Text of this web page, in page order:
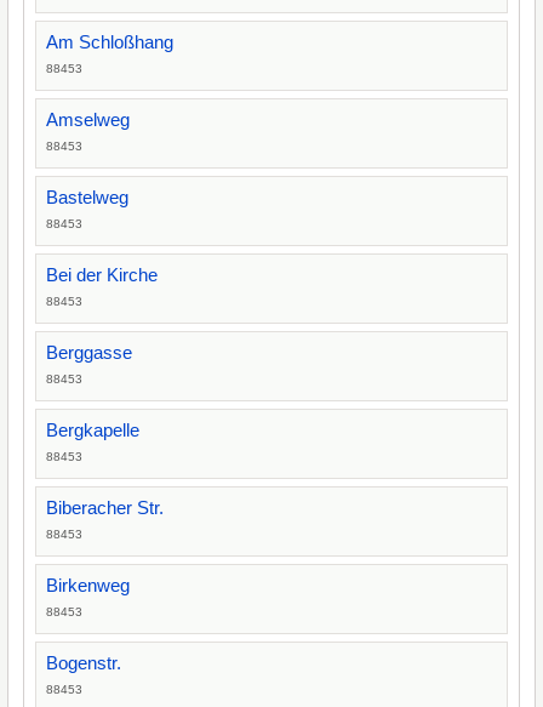
Am Schloßhang
88453
Amselweg
88453
Bastelweg
88453
Bei der Kirche
88453
Berggasse
88453
Bergkapelle
88453
Biberacher Str.
88453
Birkenweg
88453
Bogenstr.
88453